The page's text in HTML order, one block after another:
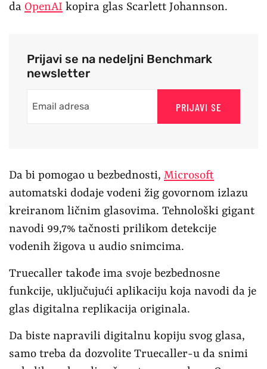
da OpenAI kopira glas Scarlett Johannson.
Prijavi se na nedeljni Benchmark
newsletter
PRIJAVI SE
Da bi pomogao u bezbednosti, Microsoft
automatski dodaje vodeni žig govornom izlazu
kreiranom ličnim glasovima. Tehnološki gigant
navodi 99,7% tačnosti prilikom detekcije
vodenih žigova u audio snimcima.
Truecaller takođe ima svoje bezbednosne
funkcije, uključujući aplikaciju koja navodi da je
glas digitalna replikacija originala.
Da biste napravili digitalnu kopiju svog glasa,
samo treba da dozvolite Truecaller-u da snimi